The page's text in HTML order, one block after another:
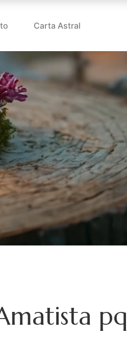
Carta Astral
pq